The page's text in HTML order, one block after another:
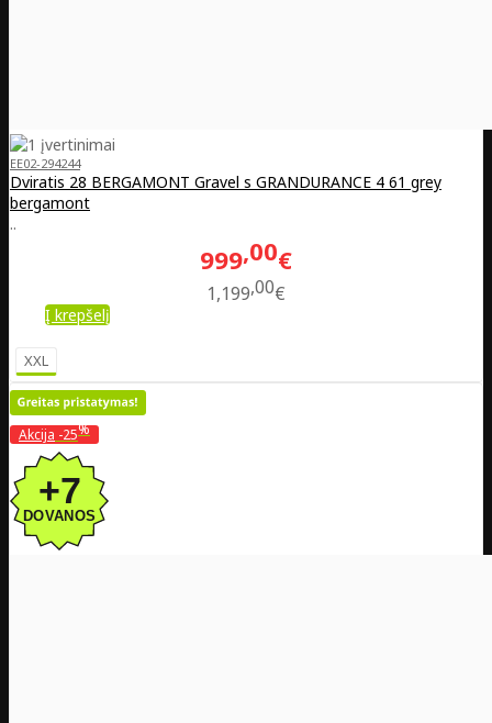
EE02-294244
Dviratis 28 BERGAMONT Gravel s GRANDURANCE 4 61 grey
bergamont
..
999 00€
1,199 00€
Į krepšelį
XXL
Akcija -25%